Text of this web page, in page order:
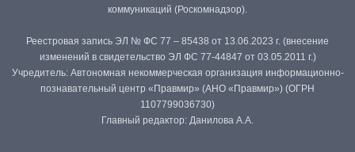
коммуникаций (Роскомнадзор).
Реестровая запись ЭЛ № ФС 77 – 85438 от 13.06.2023 г. (внесение
изменений в свидетельство ЭЛ ФС 77-44847 от 03.05.2011 г.)
Учредитель: Автономная некоммерческая организация информационно-
познавательный центр «Правмир» (АНО «Правмир») (ОГРН
1107799036730)
Главный редактор: Данилова А.А.